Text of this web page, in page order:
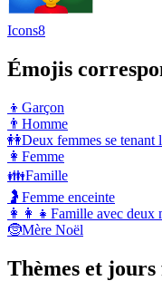
Icons8
Émojis
👦 Garçon
👨 Homme
👭Deux femmes se tenant
👩 Femme
👪Famille
🤰 Femme enceinte
👩‍👩‍👧 Famille avec deux
🤶Mère Noël
Thèmes et